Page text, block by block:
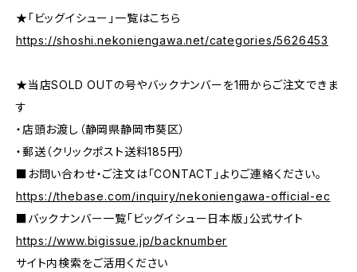
★「ビッグイシュー」一覧はこちら
https://shoshi.nekoniengawa.net/categories/5626453
★当店SOLD OUTの号やバックナンバーを1冊からご注文できま
す
・店頭お渡し（静岡県静岡市葵区）
・郵送（クリックポスト送料185円）
■お問い合わせ・ご注文は「CONTACT」よりご連絡ください。
https://thebase.com/inquiry/nekoniengawa-official-ec
■バックナンバー一覧「ビッグイシュー日本版」公式サイト
https://www.bigissue.jp/backnumber
サイト内検索をご活用ください